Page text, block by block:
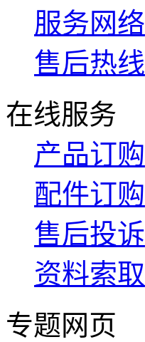
服务网络
售后热线
在线服务
产品订购
配件订购
售后投诉
资料索取
专题网页